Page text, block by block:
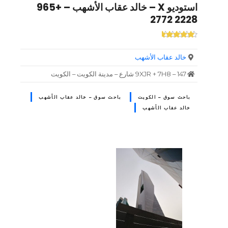
استوديو X – خالد عقاب الأشهب – +965
2228 2772
خالد عقاب الأشهب
9XJR + 7H8 – 147 شارع – مدينة الكويت – الكويت
باحث سوق – الكويت
باحث سوق – خالد عقاب الأشهب
خالد عقاب الأشهب